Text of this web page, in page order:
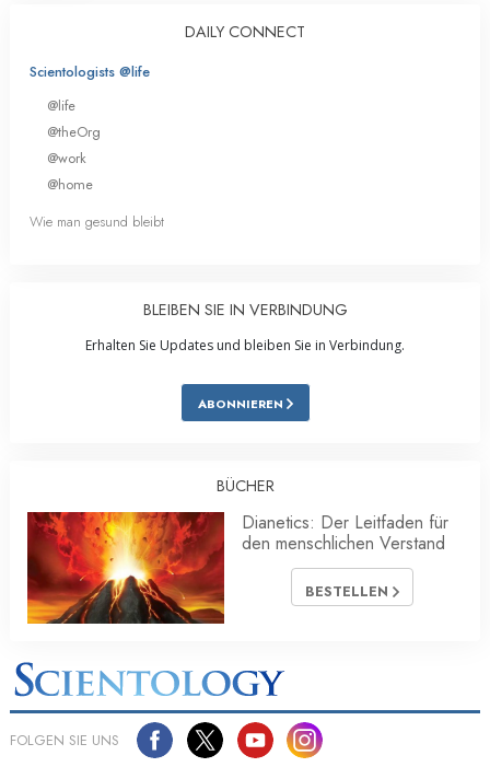
DAILY CONNECT
Scientologists @life
@life
@theOrg
@work
@home
Wie man gesund bleibt
BLEIBEN SIE IN VERBINDUNG
Erhalten Sie Updates und bleiben Sie in Verbindung.
ABONNIEREN
BÜCHER
Dianetics: Der Leitfaden für
den menschlichen Verstand
BESTELLEN
FOLGEN SIE UNS